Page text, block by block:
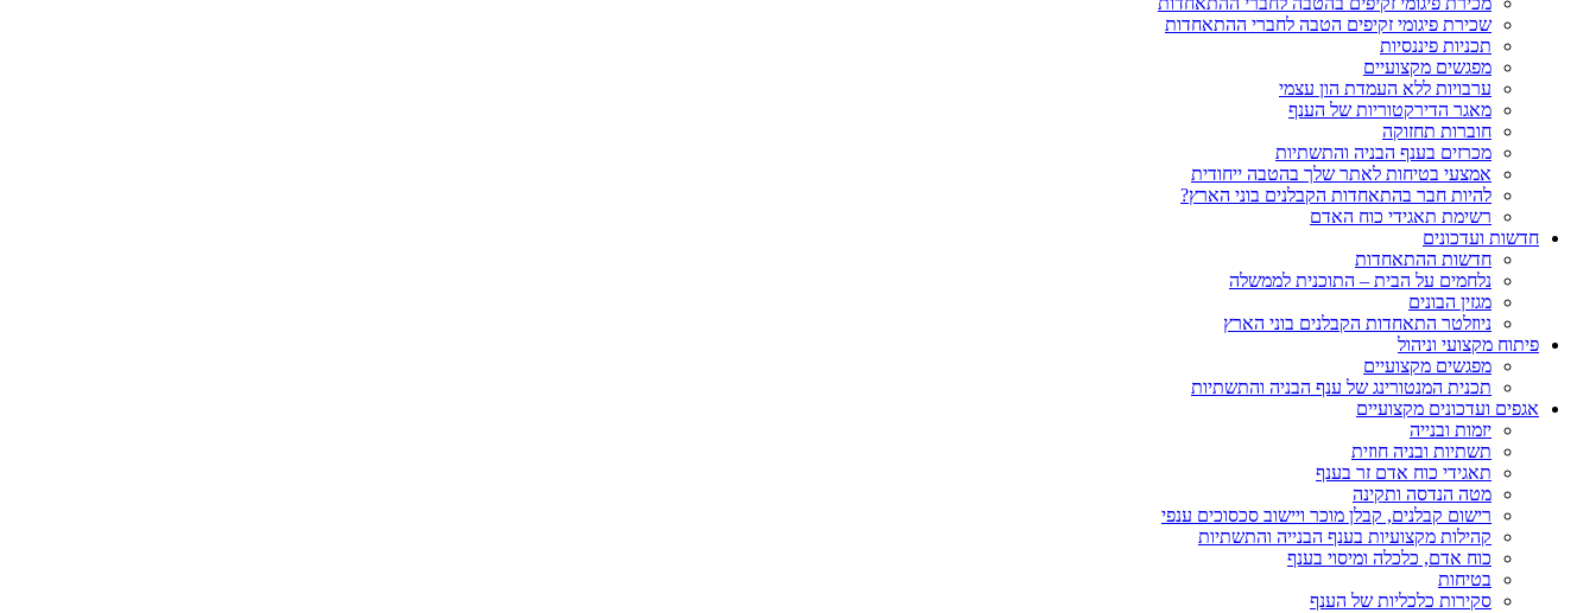
שכירת פיגומי זקיפים הטבה לחברי ההתאחדות
תכניות פיננסיות
מפגשים מקצועיים
ערבויות ללא העמדת הון עצמי
מאגר הדירקטוריות של הענף
חוברות תחזוקה
מכרזים בענף הבניה והתשתיות
אמצעי בטיחות לאתר שלך בהטבה ייחודית
להיות חבר בהתאחדות הקבלנים בוני הארץ?
רשימת תאגידי כוח האדם
חדשות ועדכונים
חדשות ההתאחדות
נלחמים על הבית – התוכנית לממשלה
מגזין הבונים
ניוזלטר התאחדות הקבלנים בוני הארץ
פיתוח מקצועי וניהול
מפגשים מקצועיים
תכנית המנטורינג של ענף הבניה והתשתיות
אגפים ועדכונים מקצועיים
יזמות ובנייה
תשתיות ובניה חוזית
תאגידי כוח אדם זר בענף
מטה הנדסה ותקינה
רישום קבלנים, קבלן מוכר ויישוב סכסוכים ענפי
קהילות מקצועיות בענף הבנייה והתשתיות
כוח אדם, כלכלה ומיסוי בענף
בטיחות
סקירות כלכליות של הענף